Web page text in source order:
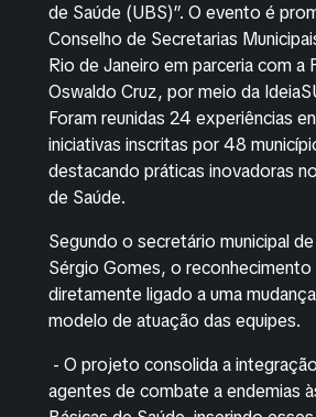
de Saúde (UBS)”. O evento é
Conselho de Secretarias
Rio de Janeiro em parceria com a
Oswaldo Cruz, por meio da
Foram reunidas 24 experiências
iniciativas inscritas por 48
destacando práticas inovadoras
de Saúde.
Segundo o secretário municipal
Sérgio Gomes, o
diretamente ligado a uma
modelo de atuação das equipes.
- O projeto consolida a
agentes de combate a endemias